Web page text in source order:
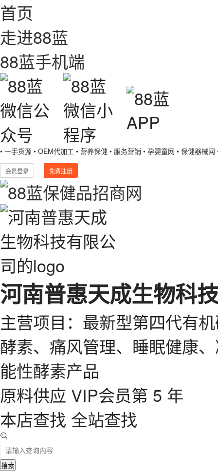
首页
走进88蓝
88蓝手机端
• 一手货源 • OEM代加工 • 营养保健 • 服务营销 • 孕婴童网 • 保健器械网
会员登录 免费注册
河南普惠天成生物科
主营项目：最新型第四代有
酵素、痛风管理、睡眠健康
能性酵素产品
原料供应 VIP会员第 5 年
本店查找 全站查找
搜索